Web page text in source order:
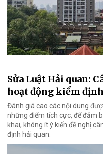
Sửa Luật Hải quan:
hoạt động kiểm
Đánh giá cao các nội dung
những điểm tích cực, để đảm
khai, không ít ý kiến đề nghị
định hải quan.